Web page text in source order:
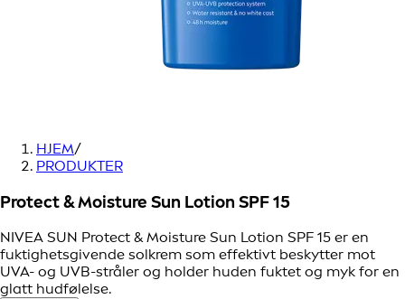
HJEM/
PRODUKTER
Protect & Moisture Sun Lotion SPF 15
NIVEA SUN Protect & Moisture Sun Lotion SPF 15 er en
fuktighetsgivende solkrem som effektivt beskytter mot
UVA- og UVB-stråler og holder huden fuktet og myk for en
glatt hudfølelse.